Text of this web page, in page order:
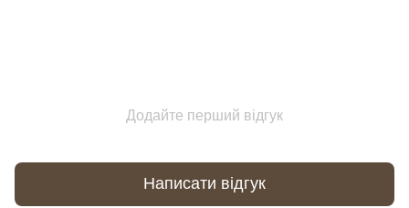
Додайте перший відгук
Написати відгук